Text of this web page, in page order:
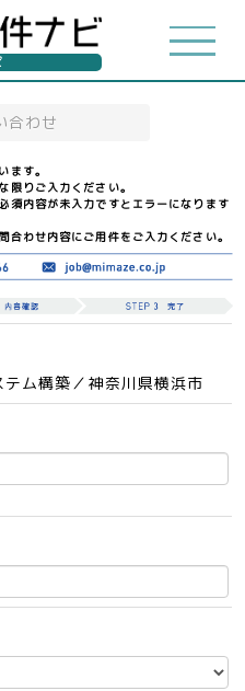
合わせ
ます。
限りご入力ください。
須内容が未入力ですとエラーになります
わせ内容にご用件をご入力ください。
テム構築／神奈川県横浜市